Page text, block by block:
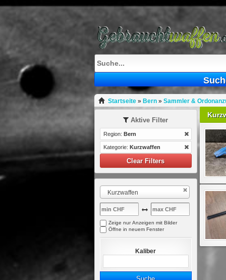
Startseite» Bern» Sammler &
Aktive Filter
Region: Bern
Kategorie: Kurzwaffen
Clear Filters
Kurzwaffen
Zeige nur Anzeigen mit Bilder
Öffne in neuem Fenster
Kaliber